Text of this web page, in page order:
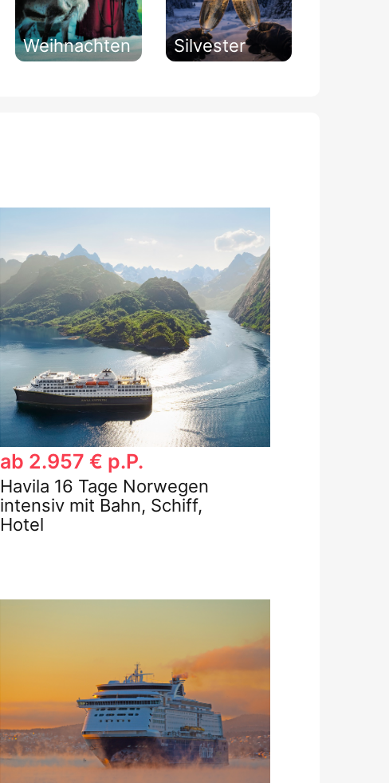
Weihnachten Silvester
ab 2.957 € p.P.
Havila 16 Tage Norwegen
intensiv mit Bahn, Schiff,
Hotel